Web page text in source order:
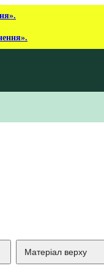
Матеріал верху